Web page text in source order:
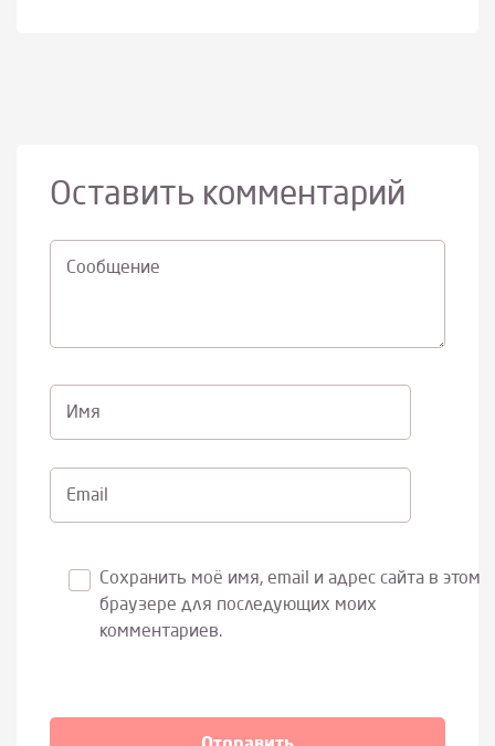
Оставить комментарий
Cообщение
Имя
Email
Сохранить моё имя, email и адрес сайта в этом
браузере для последующих моих
комментариев.